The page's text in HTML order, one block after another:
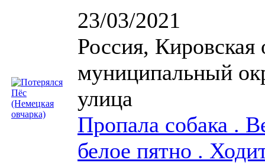
23/03/2021
Россия, Кировская
муниципальный
улица
Пропала собака .
белое пятно .